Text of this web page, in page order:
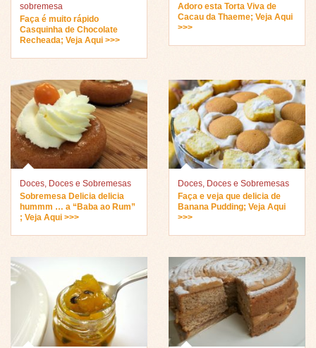
sobremesa
Faça é muito rápido
Casquinha de Chocolate
Recheada; Veja Aqui >>>
Adoro esta Torta Viva de
Cacau da Thaeme; Veja Aqui
>>>
Doces, Doces e Sobremesas
Sobremesa Delicia delicia
hummm … a “Baba ao Rum”
; Veja Aqui >>>
Doces, Doces e Sobremesas
Faça e veja que delicia de
Banana Pudding; Veja Aqui
>>>